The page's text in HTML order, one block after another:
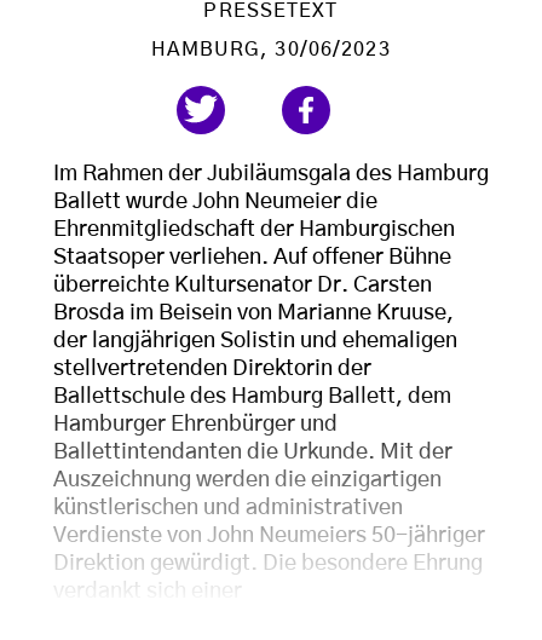
PRESSETEXT
HAMBURG , 30/06/2023
Im Rahmen der Jubiläumsgala des Hamburg
Ballett wurde John Neumeier die
Ehrenmitgliedschaft der Hamburgischen
Staatsoper verliehen. Auf offener Bühne
überreichte Kultursenator Dr. Carsten
Brosda im Beisein von Marianne Kruuse,
der langjährigen Solistin und ehemaligen
stellvertretenden Direktorin der
Ballettschule des Hamburg Ballett, dem
Hamburger Ehrenbürger und
Ballettintendanten die Urkunde. Mit der
Auszeichnung werden die einzigartigen
künstlerischen und administrativen
Verdienste von John Neumeiers 50-jähriger
Direktion gewürdigt. Die besondere Ehrung
verdankt sich einer